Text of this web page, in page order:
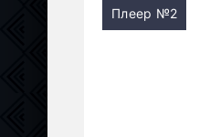
Плеер №2